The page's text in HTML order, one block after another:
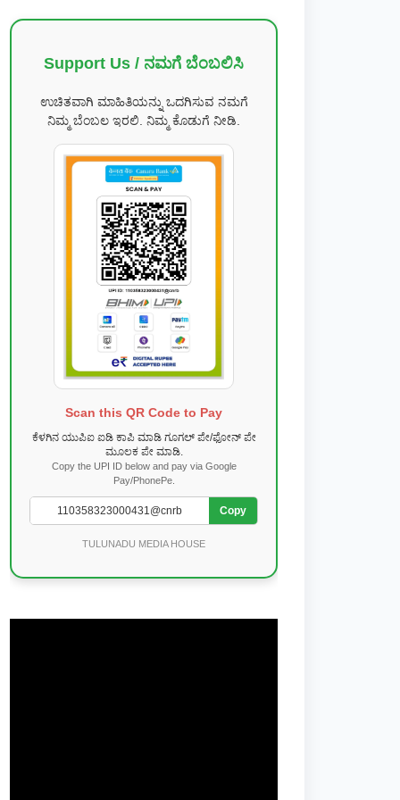
Support Us / ನಮಗೆ ಬೆಂಬಲಿಸಿ
ಉಚಿತವಾಗಿ ಮಾಹಿತಿಯನ್ನು ಒದಗಿಸುವ ನಮಗೆ
ನಿಮ್ಮ ಬೆಂಬಲ ಇರಲಿ. ನಿಮ್ಮ ಕೊಡುಗೆ ನೀಡಿ.
Scan this QR Code to Pay
ಕೆಳಗಿನ ಯುಪಿಐ ಐಡಿ ಕಾಪಿ ಮಾಡಿ ಗೂಗಲ್ ಪೇ/ಫೋನ್ ಪೇ
ಮೂಲಕ ಪೇ ಮಾಡಿ.
Copy the UPI ID below and pay via Google
Pay/PhonePe.
Copy
TULUNADU MEDIA HOUSE